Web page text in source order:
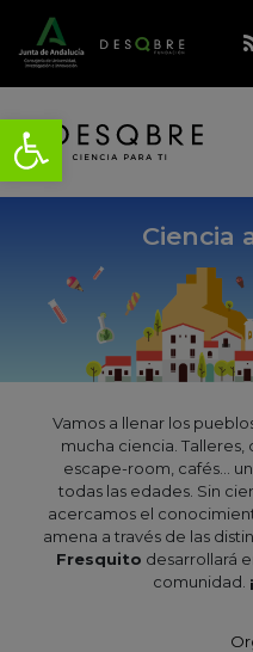
Ciencia
Vamos a llenar los
mucha ciencia.
escape-room, cafés...
todas las edades. Sin
acercamos el
amena a través de las
Fresquito desarrollará
comunidad.